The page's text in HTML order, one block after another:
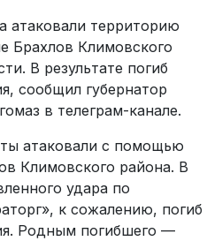
территорию
Брахлов Климовского
В результате погиб
сообщил губернатор
в телеграм-канале.
атаковали с помощью
Климовского района. В
удара по
к сожалению, погиб
Родным погибшего —